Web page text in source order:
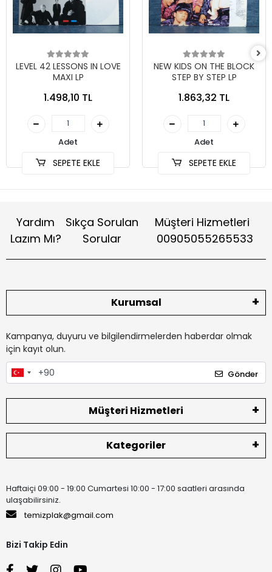
LEVEL 42 LESSONS IN LOVE
MAXI LP
1.498,10 TL
Adet
SEPETE EKLE
NEW KIDS ON THE BLOCK
STEP BY STEP LP
1.863,32 TL
Adet
SEPETE EKLE
Yardım
Lazım Mı?
Sıkça Sorulan
Sorular
Müşteri Hizmetleri
00905055265533
Kurumsal
Kampanya, duyuru ve bilgilendirmelerden haberdar olmak
için kayıt olun.
Gönder
Müşteri Hizmetleri
Kategoriler
Haftaiçi 09:00 - 19:00 Cumartesi 10:00 - 17:00 saatleri arasında
ulaşabilirsiniz.
temizplak@gmail.com
Bizi Takip Edin